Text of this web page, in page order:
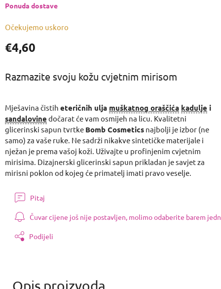
€4,60
Izmjeri
Očekujemo uskoro
Ponuda dostave
Razmazite svoju kožu cvjetnim mirisom
Mješavina čistih eteričnih ulja muškatnog oraščića kadulje i
sandalovine dočarat će vam osmijeh na licu. Kvalitetni
glicerinski sapun tvrtke Bomb Cosmetics najbolji je izbor (ne
samo) za vaše ruke. Ne sadrži nikakve sintetičke materijale i
nježan je prema vašoj koži. Uživajte u profinjenim cvjetnim
mirisima. Dizajnerski glicerinski sapun prikladan je savjet za
mirisni poklon od kojeg će primatelj imati pravo veselje.
Pitaj
Čuvar cijene još nije postavljen, molimo odaberite barem
Podijeli